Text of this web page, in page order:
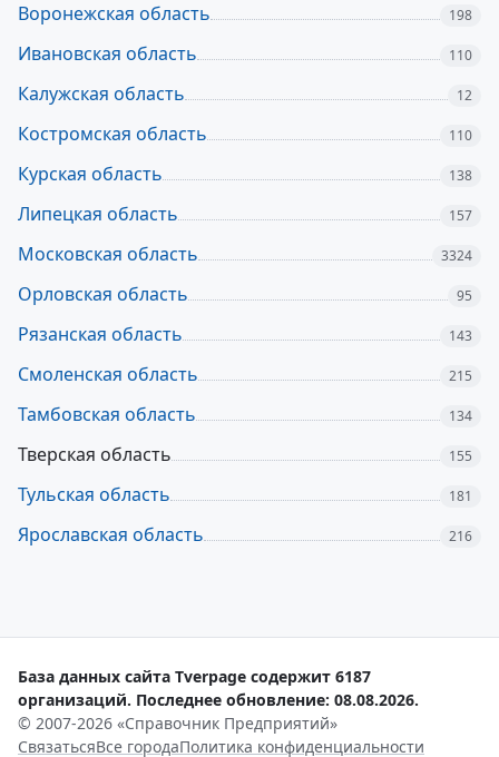
Воронежская область 198
Ивановская область 110
Калужская область 12
Костромская область 110
Курская область 138
Липецкая область 157
Московская область 3324
Орловская область 95
Рязанская область 143
Смоленская область 215
Тамбовская область 134
Тверская область 155
Тульская область 181
Ярославская область 216
База данных сайта Tverpage содержит 6187
организаций. Последнее обновление: 08.08.2026.
© 2007-2026 «Справочник Предприятий»
СвязатьсяВсе городаПолитика конфиденциальности